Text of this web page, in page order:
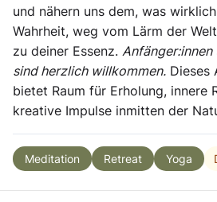
und nähern uns dem, was
Wahrheit, weg vom Lärm der
zu deiner Essenz. Anfänger:innen
sind herzlich willkommen. Dieses
bietet Raum für Erholung, innere
kreative Impulse inmitten der
Meditation Retreat Yoga